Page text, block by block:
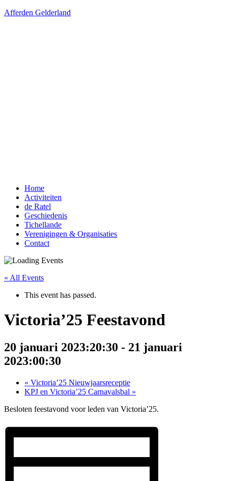
Afferden Gelderland
Menu
Home
Activiteiten
de Ratel
Geschiedenis
Tichellande
Verenigingen & Organisaties
Contact
« All Events
This event has passed.
Victoria’25 Feestavond
20 januari 2023:20:30 - 21 januari
2023:00:30
« Victoria’25 Nieuwjaarsreceptie
KPJ en Victoria’25 Carnavalsbal »
Besloten feestavond voor leden van Victoria’25.